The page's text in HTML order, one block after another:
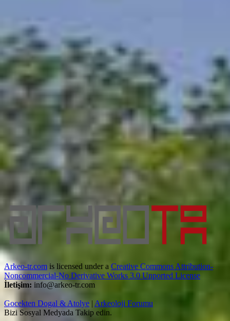
Arkeo-tr.com is licensed under a Creative Commons Attribution-
Noncommercial-No Derivative Works 3.0 Unported License
İletişim: info@arkeo-tr.com
Gocekten Dogal & Atolye | Arkeoloji Forumu
Bizi Sosyal Medyada Takip edin.